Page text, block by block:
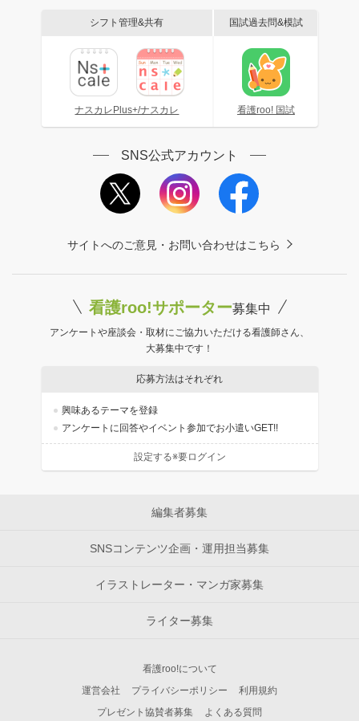
シフト管理&共有
ナスカレPlus+/ナスカレ
国試過去問&模試
看護roo! 国試
SNS公式アカウント
サイトへのご意見・お問い合わせはこちら
看護roo!サポーター募集中
アンケートや座談会・取材にご協力いただける看護師さん、
大募集中です！
応募方法はそれぞれ
興味あるテーマを登録
アンケートに回答やイベント参加でお小遣いGET!!
設定する※要ログイン
編集者募集
SNSコンテンツ企画・運用担当募集
イラストレーター・マンガ家募集
ライター募集
看護roo!について
運営会社
プライバシーポリシー
利用規約
プレゼント協賛者募集
よくある質問